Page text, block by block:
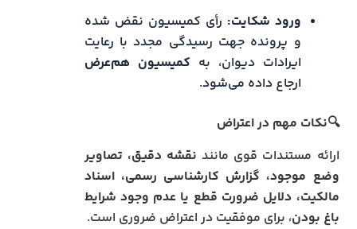
ورود شکایت: رأی کمیسیون نقض شده
و پرونده جهت رسیدگی مجدد با رعایت
ایرادات دیوان، به کمیسیون هم‌عرض
ارجاع داده می‌شود.
🔍نکات مهم در اعتراض
ارائه مستندات قوی مانند نقشه دقیق، تصاویر
وضع موجود، گزارش کارشناسی رسمی، اسناد
مالکیت، دلایل ضرورت قطع یا عدم وجود شرایط
باغ بودن، برای موفقیت در اعتراض ضروری است.